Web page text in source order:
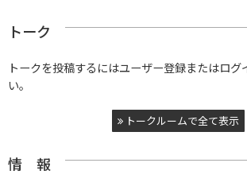
トーク
トークを投稿するにはユーザー登録またはログ
い。
トークルームで全て表示
情 報